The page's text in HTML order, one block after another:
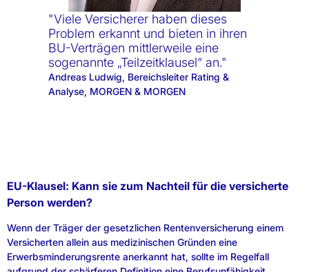
"Viele Versicherer haben dieses
Problem erkannt und bieten in ihren
BU-Verträgen mittlerweile eine
sogenannte „Teilzeitklausel“ an."
Andreas Ludwig, Bereichsleiter Rating &
Analyse, MORGEN & MORGEN
EU-Klausel: Kann sie zum Nachteil für die versicherte
Person werden?
Wenn der Träger der gesetzlichen Rentenversicherung einem
Versicherten allein aus medizinischen Gründen eine
Erwerbsminderungsrente anerkannt hat, sollte im Regelfall